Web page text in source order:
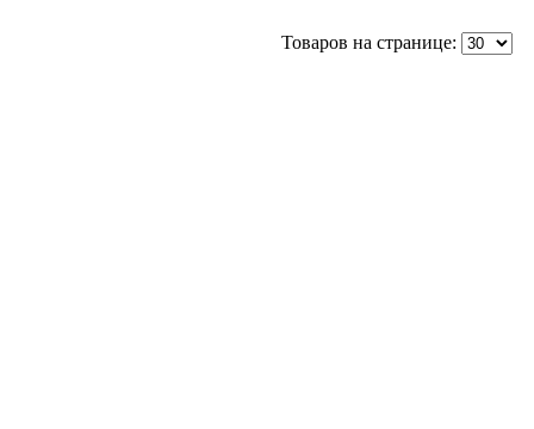
Товаров на странице: